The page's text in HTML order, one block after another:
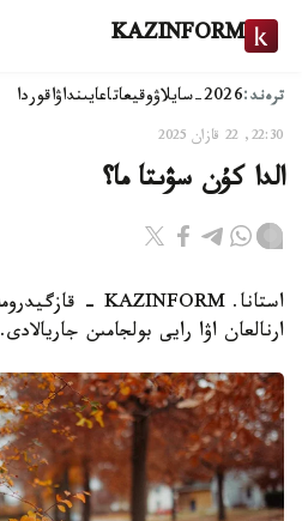
KAZINFORM
ترەند:2026-سايلاۋ وقيعاتاعايىنداۋاقوردا
22:30, 22 قازان 2025
الدا كۇن سۋىتا ما؟
ارنالعان اۋا رايى بولجامىن جاريالادى.